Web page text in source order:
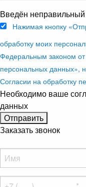
Введён
Нажимая кнопку
обработку моих
Федеральным законом
персональных данных»,
Согласии на обработку
Необходимо ваше
данных
Заказать звонок